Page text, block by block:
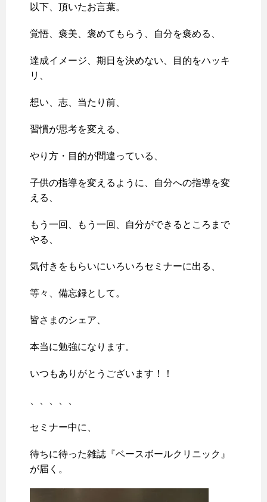
以下、頂いたお言葉。
覚悟、褒美、褒めてもらう、自分を褒める、
達成イメージ、期日を決めない、目的をハッキ
リ、
想い、志、当たり前、
習慣が思考を変える、
やり方・目的が間違っている、
子供の指導を変えるように、自分への指導を変
える、
もう一回、もう一回、自分ができるところまで
やる、
気付きをもらいにいろいろセミナーに出る、
等々、備忘録として。
皆さまのシェア、
本当に勉強になります。
いつもありがとうございます！！
セミナー中に、
待ちに待った雑誌『ベースボールクリニック』
が届く。